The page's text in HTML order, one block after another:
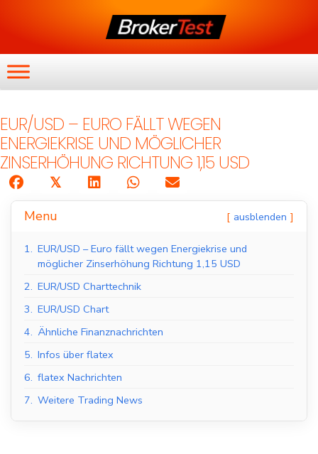
EUR/USD – EURO FÄLLT WEGEN
ENERGIEKRISE UND MÖGLICHER
ZINSERHÖHUNG RICHTUNG 1,15 USD
𝕏
Menu ausblenden
1. EUR/USD – Euro fällt wegen Energiekrise und
möglicher Zinserhöhung Richtung 1,15 USD
2. EUR/USD Charttechnik
3. EUR/USD Chart
4. Ähnliche Finanznachrichten
5. Infos über flatex
6. flatex Nachrichten
7. Weitere Trading News